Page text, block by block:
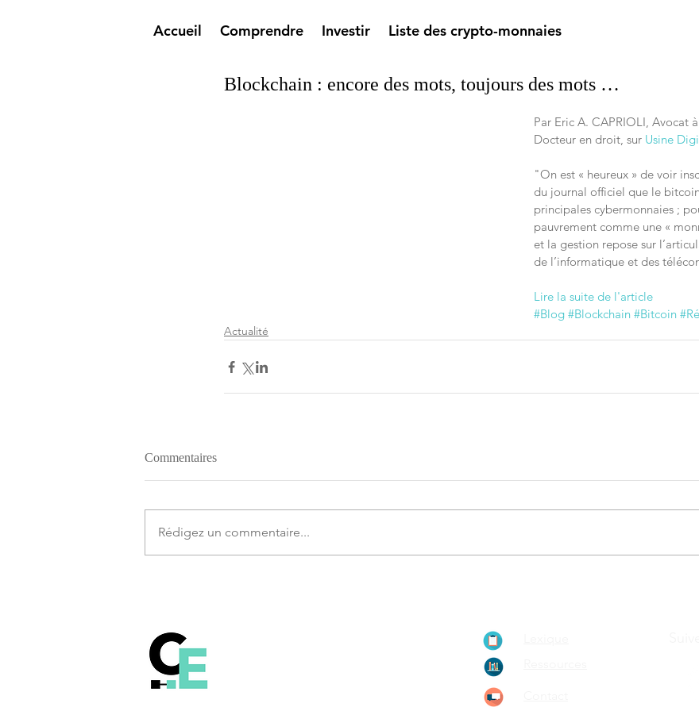
Accueil Comprendre Investir Liste des crypto-monnaies
Blockchain : encore des mots, toujours des mots …
Par Eric A. CAPRIOLI, Avocat
Docteur en droit, sur Usine
"On est « heureux » de voir
du journal officiel que le
principales cybermonnaies ;
pauvrement comme une «
et la gestion repose sur
de l’informatique et des
Lire la suite de l'article
#Blog #Blockchain #Bitcoin
Actualité
Commentaires
Rédigez un commentaire...